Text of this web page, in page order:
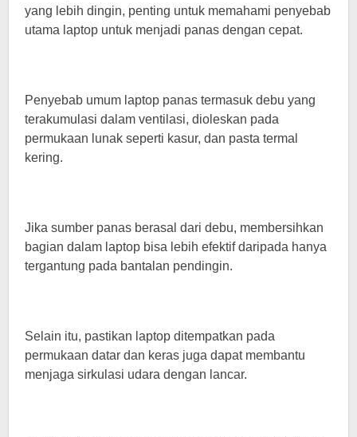
yang lebih dingin, penting untuk memahami penyebab
utama laptop untuk menjadi panas dengan cepat.
Penyebab umum laptop panas termasuk debu yang
terakumulasi dalam ventilasi, dioleskan pada
permukaan lunak seperti kasur, dan pasta termal
kering.
Jika sumber panas berasal dari debu, membersihkan
bagian dalam laptop bisa lebih efektif daripada hanya
tergantung pada bantalan pendingin.
Selain itu, pastikan laptop ditempatkan pada
permukaan datar dan keras juga dapat membantu
menjaga sirkulasi udara dengan lancar.